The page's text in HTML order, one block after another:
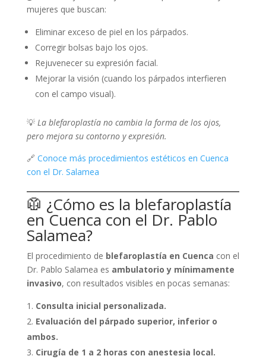
mujeres que buscan:
Eliminar exceso de piel en los párpados.
Corregir bolsas bajo los ojos.
Rejuvenecer su expresión facial.
Mejorar la visión (cuando los párpados interfieren
con el campo visual).
💡 La blefaroplastía no cambia la forma de los ojos,
pero mejora su contorno y expresión.
🔗 Conoce más procedimientos estéticos en Cuenca
con el Dr. Salamea
🥼 ¿Cómo es la blefaroplastía
en Cuenca con el Dr. Pablo
Salamea?
El procedimiento de blefaroplastía en Cuenca con el
Dr. Pablo Salamea es ambulatorio y mínimamente
invasivo, con resultados visibles en pocas semanas:
Consulta inicial personalizada.
Evaluación del párpado superior, inferior o
ambos.
Cirugía de 1 a 2 horas con anestesia local.